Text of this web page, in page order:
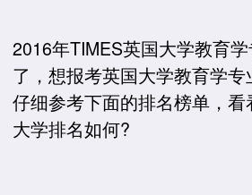
2016年TIMES英国大学教育
了，想报考英国大学教育学
仔细参考下面的排名榜单，
大学排名如何?